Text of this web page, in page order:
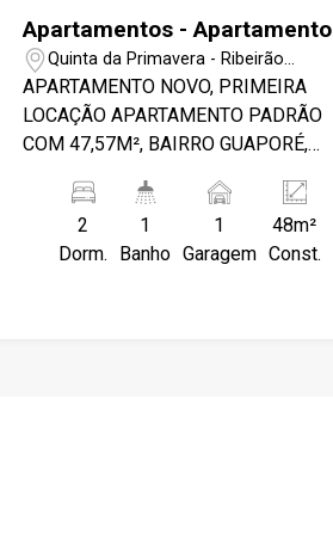
Apartamentos - Apartamento
Quinta da Primavera - Ribeirão
Preto/SP
APARTAMENTO NOVO, PRIMEIRA
LOCAÇÃO APARTAMENTO PADRÃO
COM 47,57M², BAIRRO GUAPORÉ,
02 QUARTOS; - BANHEIRO SOCIAL; -
SALA COM SACADA; - COZINHA; -
LAVANDERIA; - PISO LAMINADO; -
2
Dorm.
1
Banho
1
Garagem
48m²
Const.